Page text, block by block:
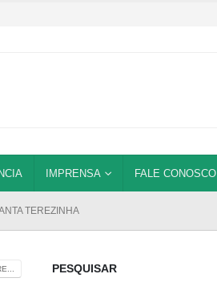
IMPRENSA FALE CONOSCO
TEREZINHA
PESQUISAR